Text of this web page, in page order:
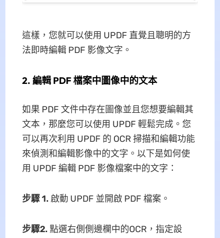
這樣，您就可以使用 UPDF 直覺且聰明的方
法即時編輯 PDF 影像文字。
2. 編輯 PDF 檔案中圖像中的文本
如果 PDF 文件中存在圖像並且您想要編輯其
文本，那麼您可以使用 UPDF 輕鬆完成。您
可以再次利用 UPDF 的 OCR 掃描和編輯功能
來偵測和編輯影像中的文字。以下是如何使
用 UPDF 編輯 PDF 影像檔案中的文字：
步驟 1. 啟動 UPDF 並開啟 PDF 檔案。
步驟2. 點選右側側邊欄中的OCR，指定設